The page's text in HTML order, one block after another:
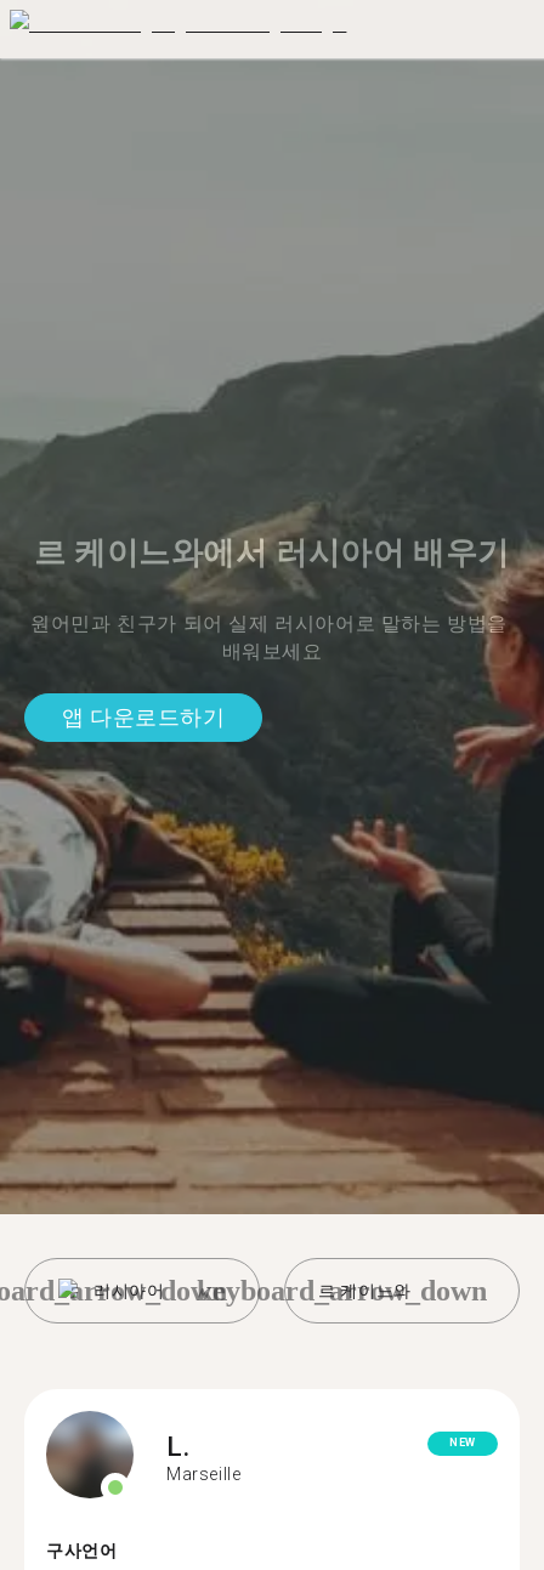
르 케이느와에서 러시아어 배우기
원어민과 친구가 되어 실제 러시아어로 말하는 방법을
배워보세요
앱 다운로드하기
러시아어 르 케이느와
keyboard_arrow_down
L.
Marseille
NEW
구사언어